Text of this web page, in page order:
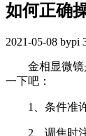
如何正确
2021-05-08 bypi
金相显微镜是
一下吧：
1、条件准许
2、调焦时注